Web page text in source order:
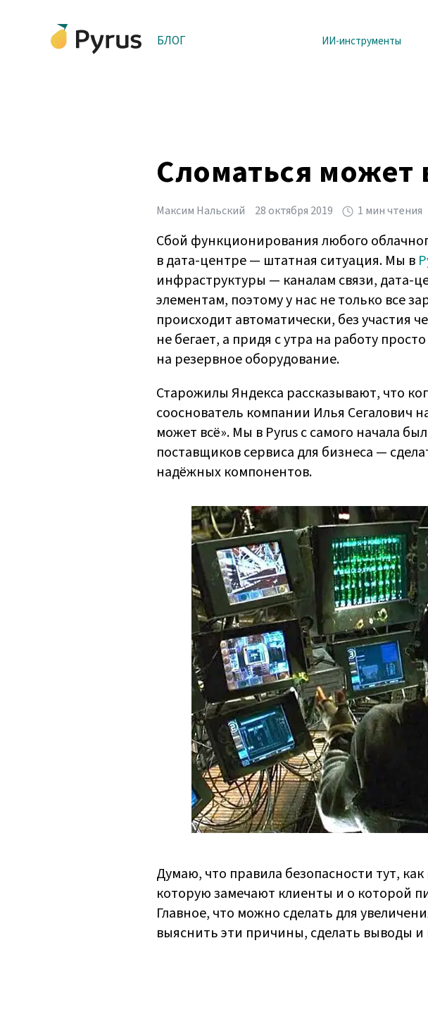
БЛОГ ИИ-инструменты
Сломаться может
Максим Нальский 28 октября 2019 1 мин чтения
Сбой функционирования любого
в дата-центре — штатная ситуация. Мы в
инфраструктуры — каналам связи,
элементам, поэтому у нас не только все
происходит автоматически, без участия
не бегает, а придя с утра на работу
на резервное оборудование.
Старожилы Яндекса рассказывают, что
сооснователь компании Илья Сегалович
может всё». Мы в Pyrus с самого начала
поставщиков сервиса для бизнеса —
надёжных компонентов.
Думаю, что правила безопасности тут,
которую замечают клиенты и о которой
Главное, что можно сделать для
выяснить эти причины, сделать выводы